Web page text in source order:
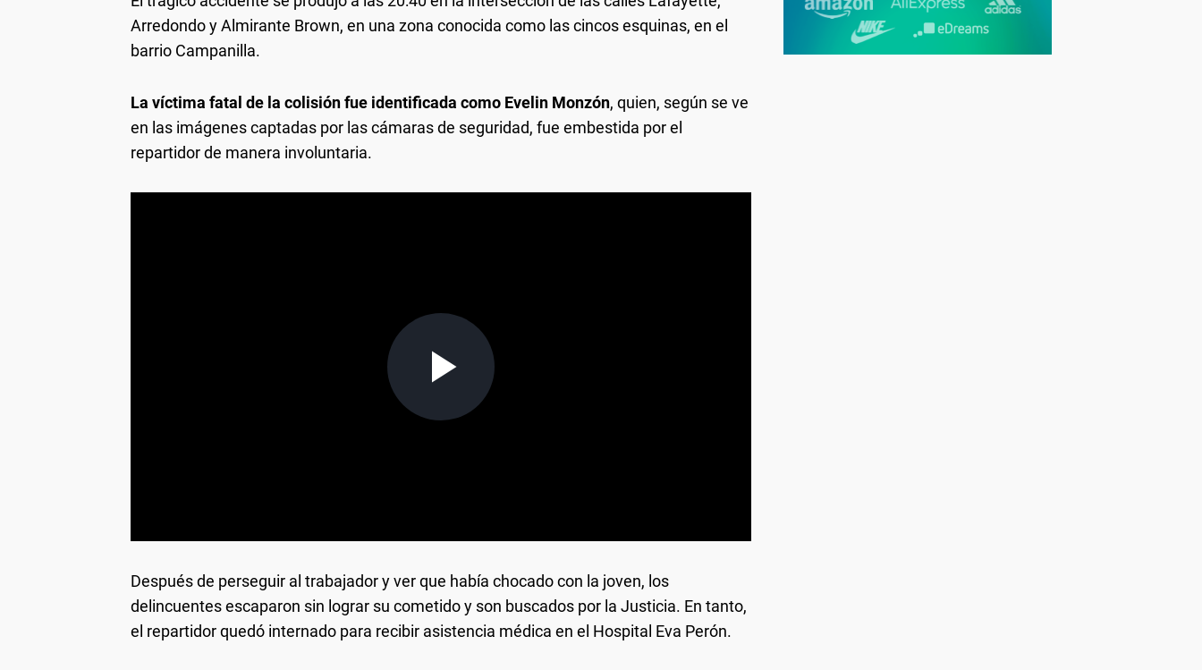
Arredondo y Almirante Brown, en una zona conocida como las cincos esquinas, en el
barrio Campanilla.
La víctima fatal de la colisión fue identificada como Evelin Monzón, quien, según se ve
en las imágenes captadas por las cámaras de seguridad, fue embestida por el
repartidor de manera involuntaria.
Después de perseguir al trabajador y ver que había chocado con la joven, los
delincuentes escaparon sin lograr su cometido y son buscados por la Justicia. En tanto,
el repartidor quedó internado para recibir asistencia médica en el Hospital Eva Perón.